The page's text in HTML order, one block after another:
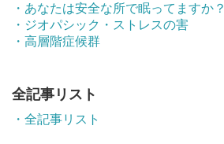
・あなたは安全な所で眠ってますか？
・ジオパシック・ストレスの害
・高層階症候群
全記事リスト
・全記事リスト